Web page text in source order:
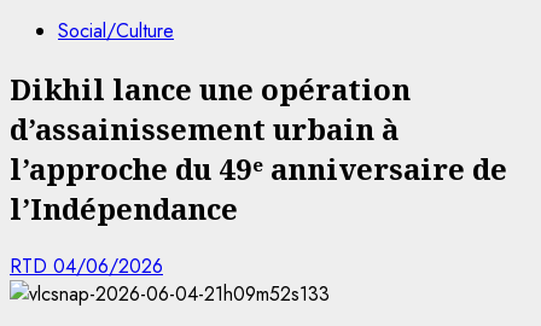
Social/Culture
Dikhil lance une opération
d’assainissement urbain à
l’approche du 49ᵉ anniversaire de
l’Indépendance
RTD 04/06/2026